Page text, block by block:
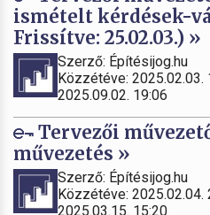
ismételt kérdések-
Frissítve: 25.02.03.) »
Szerző: Építésijog.hu
Közzétéve:
2025.09.02. 19:06
Tervezői
művezetés »
Szerző: Építésijog.hu
Közzétéve:
2025.03.15. 15:20